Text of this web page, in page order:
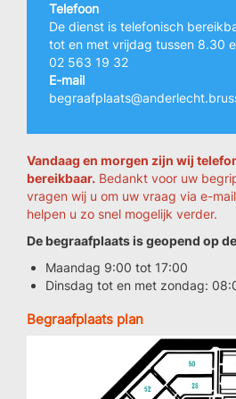
Telefoon
De dienst is telefonisch
tot en met vrijdag tussen 8.30
02 563 19 32
E-mail
Vandaag en morgen zijn wij
bereikbaar. Bedankt voor uw
vragen wij u om uw vraag via e-
helpen u zo snel mogelijk verder.
De begraafplaats is geopend op
Maandag 9:00 tot 17:00
Dinsdag tot en met zondag:
Begraafplaats plan